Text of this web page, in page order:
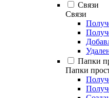
Связи
Связи
Папки
Папки